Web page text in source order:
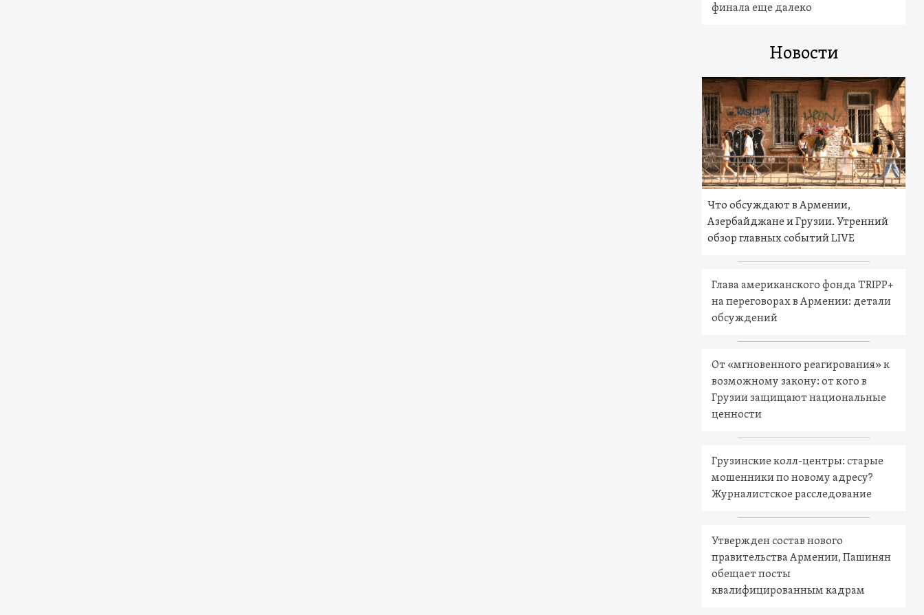
финала еще далеко
Новости
Что обсуждают в Армении,
Азербайджане и Грузии. Утренний
обзор главных событий LIVE
Глава американского фонда TRIPP+
на переговорах в Армении: детали
обсуждений
От «мгновенного реагирования» к
возможному закону: от кого в
Грузии защищают национальные
ценности
Грузинские колл-центры: старые
мошенники по новому адресу?
Журналистское расследование
Утвержден состав нового
правительства Армении, Пашинян
обещает посты
квалифицированным кадрам